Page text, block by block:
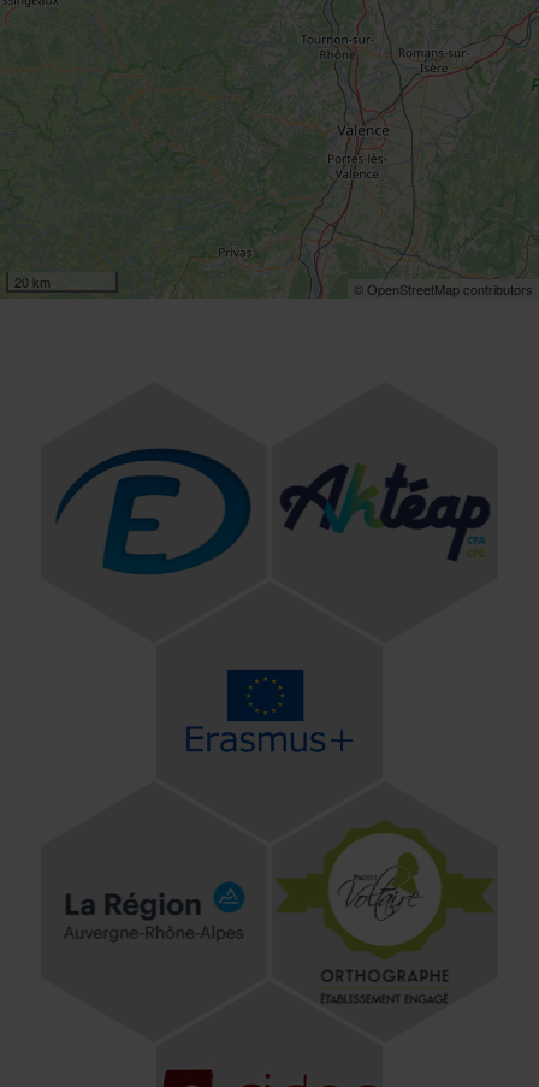
20 km © OpenStreetMap contributors